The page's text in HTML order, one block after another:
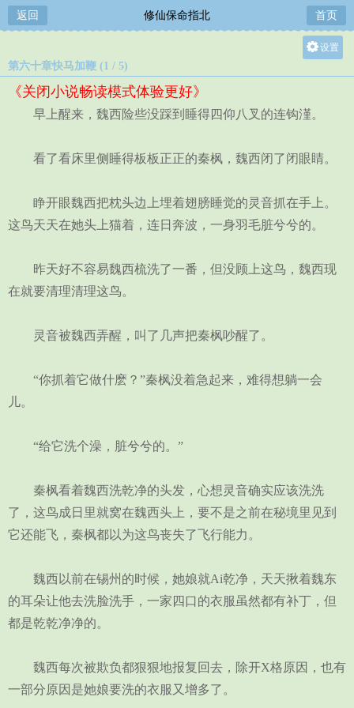
返回 修仙保命指北 首页
设置
中
第六十章快马加鞭 (1 / 5)
《关闭小说畅读模式体验更好》
早上醒来，魏西险些没踩到睡得四仰八叉的连钩漌。
看了看床里侧睡得板板正正的秦枫，魏西闭了闭眼睛。
睁开眼魏西把枕头边上埋着翅膀睡觉的灵音抓在手上。
这鸟天天在她头上猫着，连日奔波，一身羽毛脏兮兮的。
昨天好不容易魏西梳洗了一番，但没顾上这鸟，魏西现
在就要清理清理这鸟。
灵音被魏西弄醒，叫了几声把秦枫吵醒了。
“你抓着它做什麽？”秦枫没着急起来，难得想躺一会
儿。
“给它洗个澡，脏兮兮的。”
秦枫看着魏西洗乾净的头发，心想灵音确实应该洗洗
了，这鸟成日里就窝在魏西头上，要不是之前在秘境里见到
它还能飞，秦枫都以为这鸟丧失了飞行能力。
魏西以前在锡州的时候，她娘就Ai乾净，天天揪着魏东
的耳朵让他去洗脸洗手，一家四口的衣服虽然都有补丁，但
都是乾乾净净的。
魏西每次被欺负都狠狠地报复回去，除开X格原因，也有
一部分原因是她娘要洗的衣服又增多了。